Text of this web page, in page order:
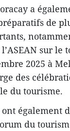
a
de
sur le
2025 à
des
du tourisme.
également
du